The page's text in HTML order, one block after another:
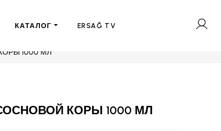
КАТАЛОГ ERSAĞ TV
1000 МЛ
КОРЫ 1000 МЛ